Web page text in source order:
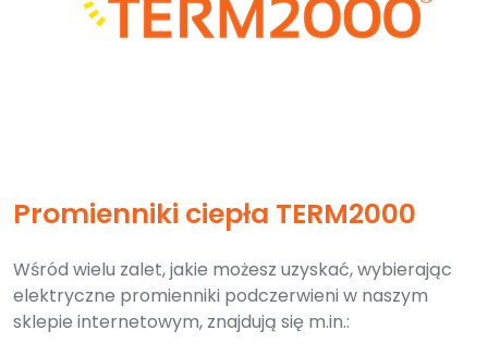
Promienniki ciepła TERM2000
Wśród wielu zalet, jakie możesz uzyskać, wybierając
elektryczne promienniki podczerwieni w naszym
sklepie internetowym, znajdują się m.in.: